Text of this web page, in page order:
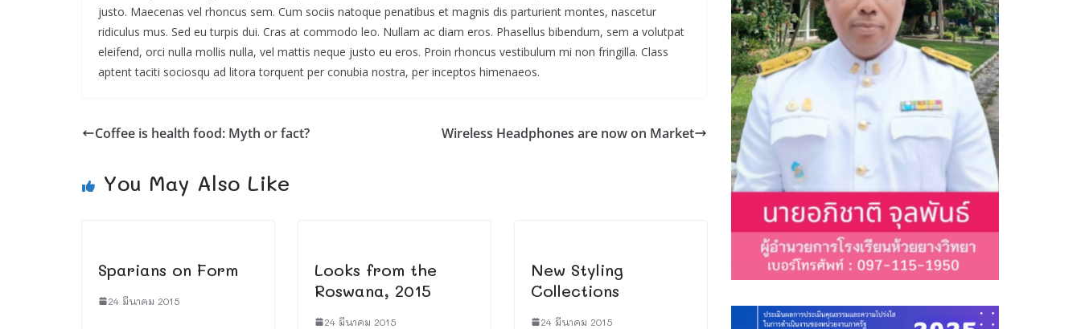
justo. Maecenas vel rhoncus sem. Cum sociis natoque penatibus et magnis dis parturient montes, nascetur
ridiculus mus. Sed eu turpis dui. Cras at commodo leo. Nullam ac diam eros. Phasellus bibendum, sem a volutpat
eleifend, orci nulla mollis nulla, vel mattis neque justo eu eros. Proin rhoncus vestibulum mi non fringilla. Class
aptent taciti sociosqu ad litora torquent per conubia nostra, per inceptos himenaeos.
Coffee is health food: Myth or fact? Wireless Headphones are now on Market
You May Also Like
Sparians on Form
24 มีนาคม 2015
Looks from the
Roswana, 2015
24 มีนาคม 2015
New Styling
Collections
24 มีนาคม 2015